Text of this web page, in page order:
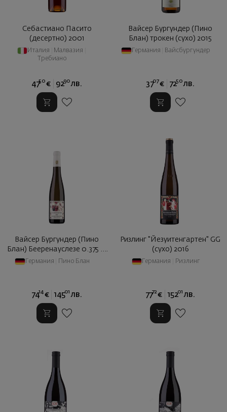
Себастиано Пасито
(десертно) 2001
Италия Малвазия
Требиано
4750 € 9290 лв.
Вайсер Бургундер (Пино
Блан) трокен (сухо) 2015
Германия Вайсбургундер
3707 € 7250 лв.
Вайсер Бургундер (Пино
Блан) Бееренауслезе 0.375 ...
2016
Германия Пино Блан
7414 € 14501 лв.
Ризлинг "Йезуитенгартен" GG
(сухо) 2016
Германия Ризлинг
7772 € 15201 лв.